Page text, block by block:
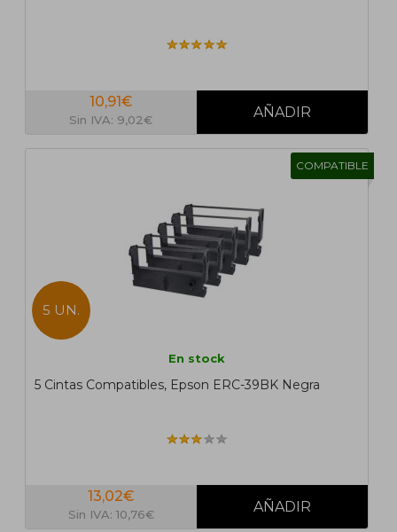
10,91€
Sin IVA: 9,02€
COMPATIBLE
5 UN.
En stock
5 Cintas Compatibles, Epson ERC-39BK Negra
13,02€
Sin IVA: 10,76€